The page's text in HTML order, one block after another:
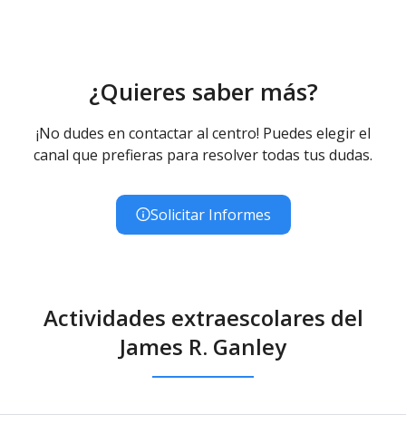
¿Quieres saber más?
¡No dudes en contactar al centro! Puedes elegir el
canal que prefieras para resolver todas tus dudas.
Solicitar Informes
Actividades extraescolares del
James R. Ganley